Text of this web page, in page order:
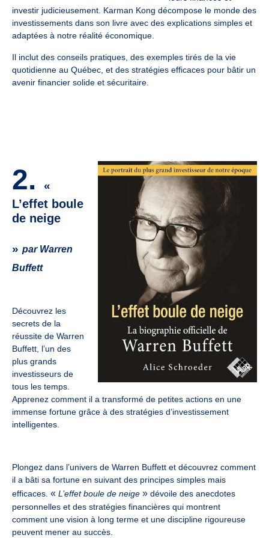
investir judicieusement. Karman Kong décompose le monde des
investissements dans son livre avec des explications simples et
adaptées à notre réalité économique.
Il inclut des conseils pratiques, des exemples tirés de la vie
quotidienne au Québec, et des stratégies efficaces pour bâtir un
avenir financier solide et sécuritaire.
2. «
L’effet boule
de neige
» par Warren
Buffett
Découvrez les
secrets de la
réussite de Warren
Buffett, l’un des
plus grands
investisseurs de
tous les temps.
Apprenez comment il a transformé de petites actions en une
immense fortune grâce à des stratégies d’investissement
intelligentes.
Plongez dans l’univers de Warren Buffett et découvrez comment
il a bâti sa fortune en suivant des principes simples mais
efficaces. « L’effet boule de neige » dévoile des anecdotes
personnelles et des stratégies financières qui montrent
comment une vision à long terme et une discipline rigoureuse
peuvent mener au succès.